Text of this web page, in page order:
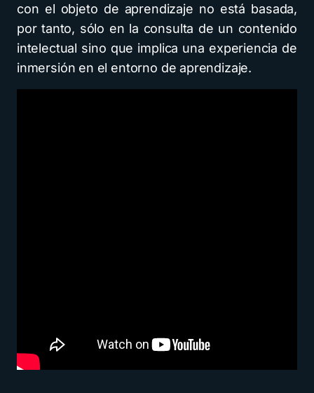
con el objeto de aprendizaje no está basada,
por tanto, sólo en la consulta de un contenido
intelectual sino que implica una experiencia de
inmersión en el entorno de aprendizaje.